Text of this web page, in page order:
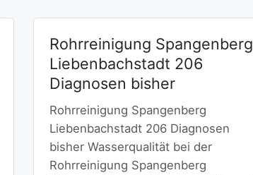
Rohrreinigung Spangenberg
Liebenbachstadt 206
Diagnosen bisher
Rohrreinigung Spangenberg
Liebenbachstadt 206 Diagnosen
bisher Wasserqualität bei der
Rohrreinigung Spangenberg